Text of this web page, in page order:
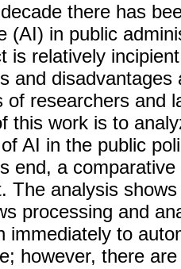
there has
(AI) in public
is relatively
and
of researchers and
this work is to
AI in the public
end, a
The analysis
processing and
immediately to
however, there